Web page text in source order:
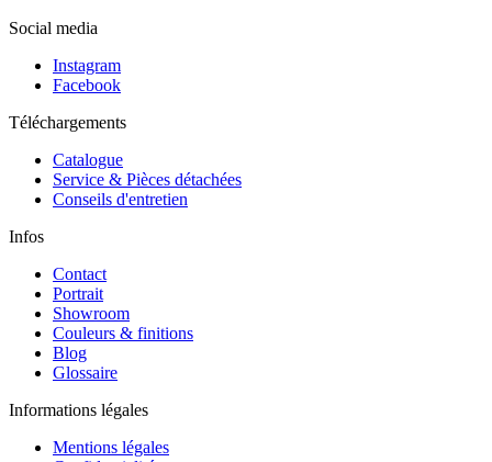
Social media
Instagram
Facebook
Téléchargements
Catalogue
Service & Pièces détachées
Conseils d'entretien
Infos
Contact
Portrait
Showroom
Couleurs & finitions
Blog
Glossaire
Informations légales
Mentions légales